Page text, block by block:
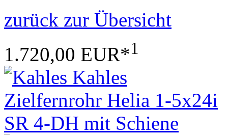
zurück zur Übersicht
1.720,00 EUR*1